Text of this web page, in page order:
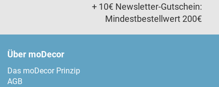
+ 10€ Newsletter-Gutschein:
Mindestbestellwert 200€
Über moDecor
Das moDecor Prinzip
AGB